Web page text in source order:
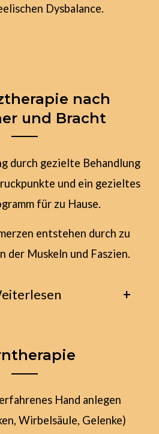
Dysbalance.
nach
und Bracht
durch gezielte Behandlung
und ein gezieltes
für zu Hause.
entstehen durch zu
der Muskeln und Faszien.
um
lösen und das
Hand anlegen
Wirbelsäule, Gelenke)